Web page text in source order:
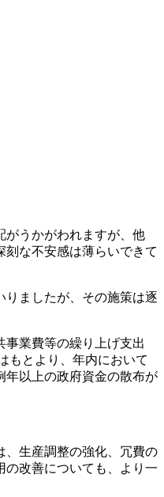
がうかがわれますが、他
な不安感は薄らいできて
ましたが、その施策は逐
業費等の繰り上げ支出
もとより、年内において
年以上の政府資金の散布が
生産調整の強化、冗費の
改善についても、より一